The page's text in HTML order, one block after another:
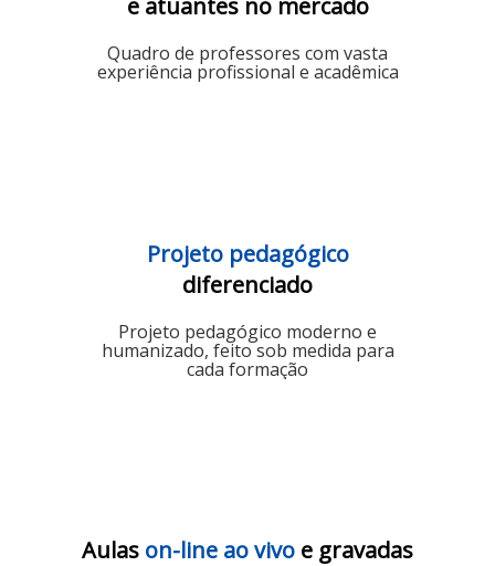
e atuantes no mercado
Quadro de professores com vasta
experiência profissional e acadêmica
Projeto pedagógico
diferenciado
Projeto pedagógico moderno e
humanizado, feito sob medida para
cada formação
Aulas on-line ao vivo e gravadas